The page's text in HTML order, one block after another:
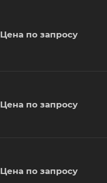
Цена по запросу
Цена по запросу
Цена по запросу